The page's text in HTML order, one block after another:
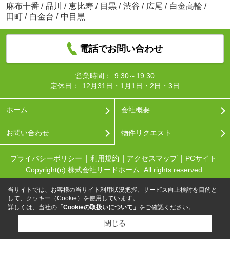
麻布十番 / 品川 / 恵比寿 / 目黒 / 渋谷 / 広尾 / 白金高輪 /
田町 / 白金台 / 中目黒
電話でお問い合わせ
営業時間：
9:30～19:30
定休日：
12月31日・1月1日・2日・3日
ホーム 会社概要
お問い合わせ 物件リクエスト
プライバシーポリシー 利用規約 アクセスマップ
PCサイト
Copyright(c) 株式会社リードホーム All rights reserved.
当サイトでは、お客様の当サイト利用状況把握、サービス向上検討を目的と
して、クッキー（Cookie）を使用しています。
詳しくは、当社の 「Cookieの取扱いについて」 をご確認ください。
閉じる